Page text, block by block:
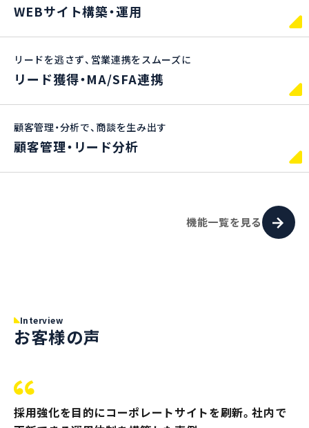
WEBサイト構築・運用
リードを逃さず、営業連携をスムーズに
リード獲得・MA/SFA連携
顧客管理・分析で、商談を生み出す
顧客管理・リード分析
機能一覧を見る
Interview
お客様の声
採用強化を目的にコーポレートサイトを刷新。社内で